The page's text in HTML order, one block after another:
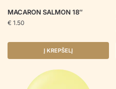
MACARON SALMON 18″
€ 1.50
Į KREPŠELĮ